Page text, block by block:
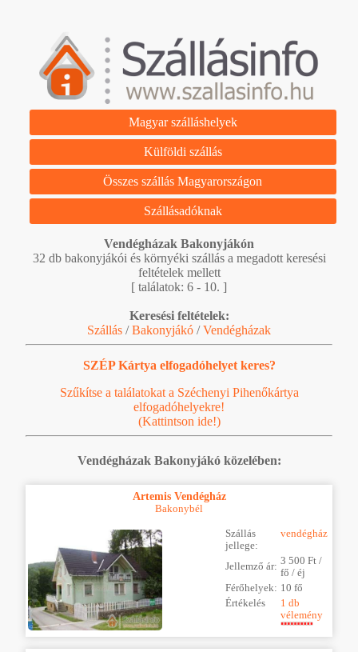
Magyar szálláshelyek
Külföldi szállás
Összes szállás Magyarországon
Szállásadóknak
Vendégházak Bakonyjákón
32 db bakonyjákói és környéki szállás a megadott keresési
feltételek mellett
[ találatok: 6 - 10. ]
Keresési feltételek:
Szállás /Bakonyjákó /Vendégházak
SZÉP Kártya elfogadóhelyet keres?
Szűkítse a találatokat a Széchenyi Pihenőkártya
elfogadóhelyekre!
(Kattintson ide!)
Vendégházak Bakonyjákó közelében:
Artemis Vendégház
Bakonybél
Szállás
jellege:
vendégház
Jellemző ár: 3 500 Ft /
fő / éj
Férőhelyek: 10 fő
Értékelés
1 db
vélemény